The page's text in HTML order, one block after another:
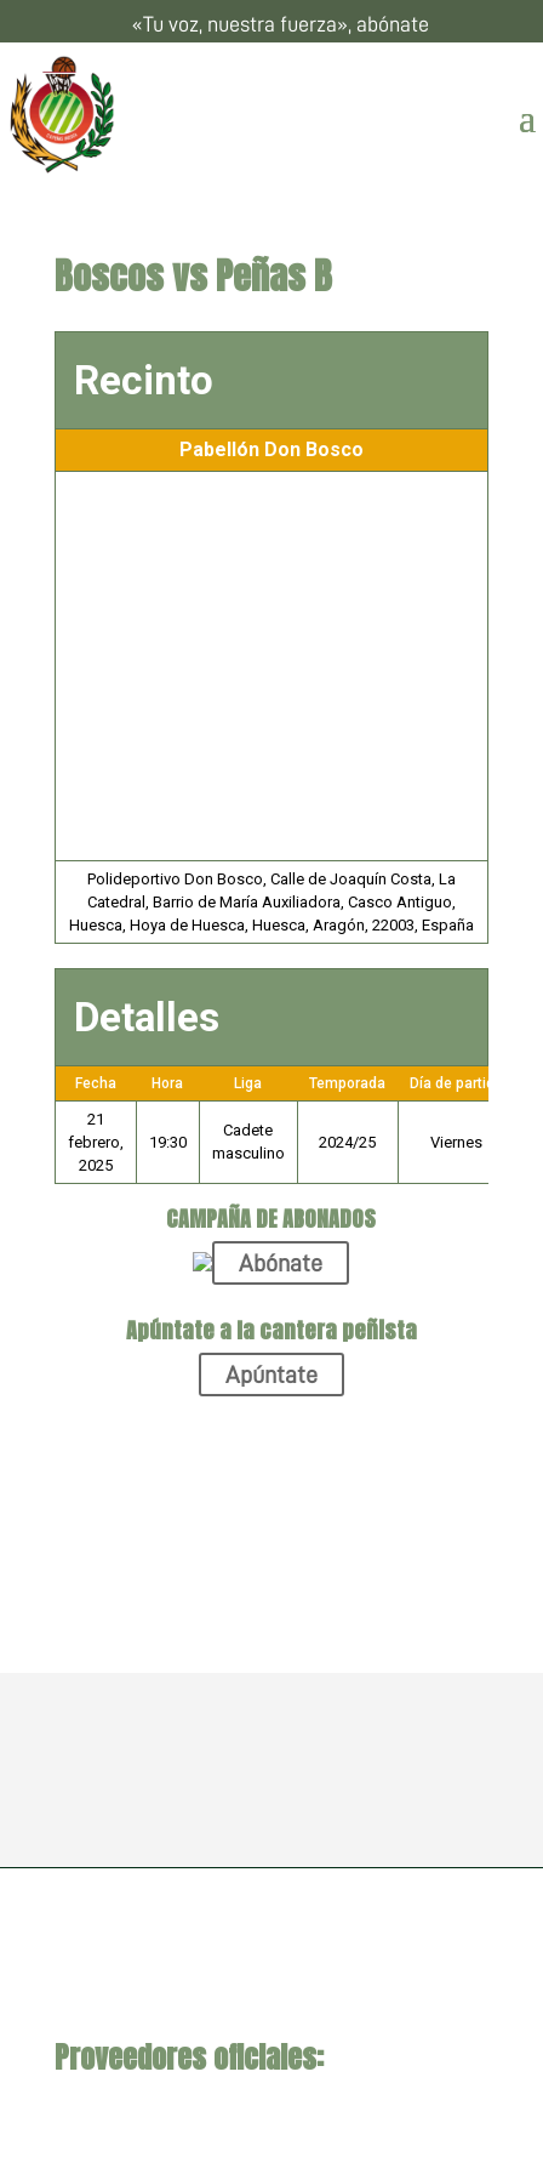
«Tu voz, nuestra fuerza», abónate
Boscos vs Peñas B
Recinto
Pabellón Don Bosco
Polideportivo Don Bosco, Calle de Joaquín Costa, La
Catedral, Barrio de María Auxiliadora, Casco Antiguo,
Huesca, Hoya de Huesca, Huesca, Aragón, 22003, España
Detalles
Fecha Hora Liga Temporada Día de partido
21
febrero,
2025
19:30
Cadete
masculino
2024/25 Viernes
CAMPAÑA DE ABONADOS
Abónate
Apúntate a la cantera peñista
Apúntate
Proveedores oficiales: